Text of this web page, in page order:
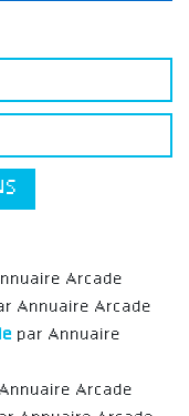
Arcade
Annuaire Arcade
par Annuaire
Arcade